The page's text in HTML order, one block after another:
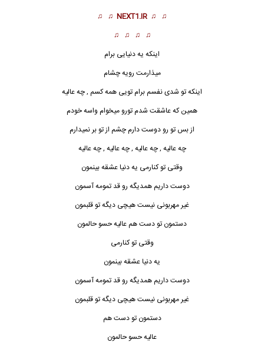
♫ ♫
NEXT1.IR
♫ ♫
♫ ♫ ♫ ♫
اینکه یه دنیایی برام
میذارمت رویه چشام
اینکه تو شدی نفسم برام تویی همه کسم , چه عالیه
همین که عاشقت شدم تورو میخوام واسه خودم
از بس تو رو دوست دارم چشم از تو بر نمیدارم
چه عالیه , چه عالیه , چه عالیه , چه عالیه
وقتی تو کنارمی یه دنیا عشقه بینمون
دوست داریم همدیگه رو قد تمومه آسمون
غیر مهربونی نیست هیچی دیگه تو قلبمون
دستمون تو دست هم عالیه حسو حالمون
وقتی تو کنارمی
یه دنیا عشقه بینمون
دوست داریم همدیگه رو قد تمومه آسمون
غیر مهربونی نیست هیچی دیگه تو قلبمون
دستمون تو دست هم
عالیه حسو حالمون